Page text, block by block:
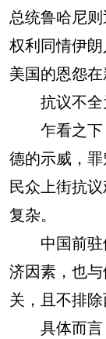
总统鲁哈尼
权利同情伊
美国的恩怨
抗议不
乍看之下
德的示威，
民众上街抗
复杂。
中国前驻
济因素，也
关，且不排除
具体而言